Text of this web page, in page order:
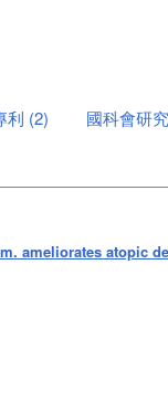
利 (2) 國科會研
ameliorates atopic